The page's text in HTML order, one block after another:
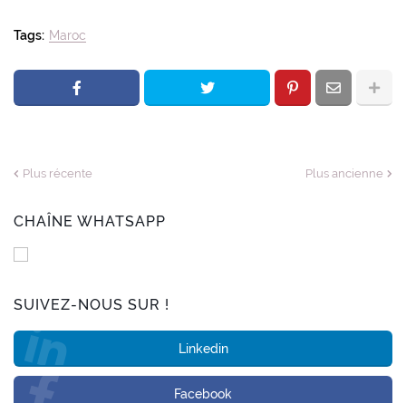
Tags: Maroc
Plus récente Plus ancienne
CHAÎNE WHATSAPP
SUIVEZ-NOUS SUR !
Linkedin
Facebook